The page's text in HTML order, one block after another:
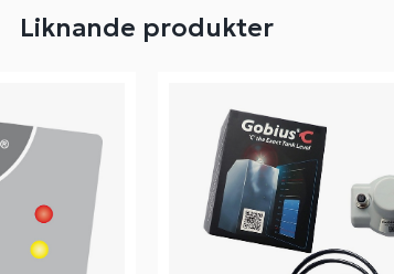
Liknande produkter